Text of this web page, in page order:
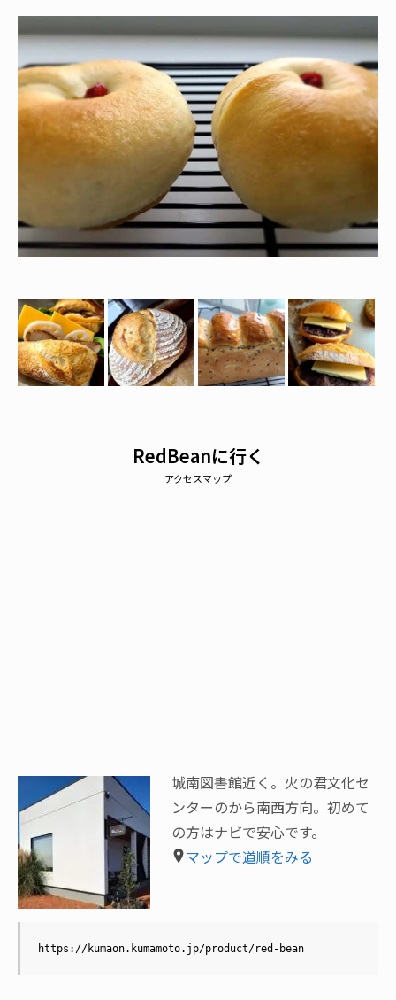
RedBeanに行く
アクセスマップ
城南図書館近く。火の君文化セ
ンターのから南西方向。初めて
の方はナビで安心です。
マップで道順をみる
https://kumaon.kumamoto.jp/product/red-bean